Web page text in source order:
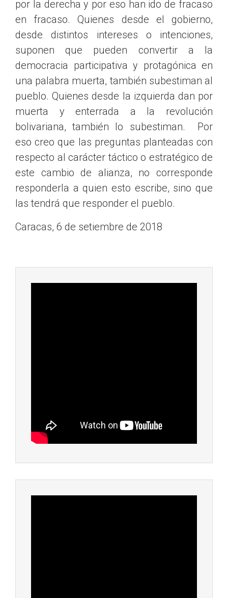
por la derecha y por eso han ido de fracaso
en fracaso. Quienes desde el gobierno,
desde distintos intereses o intenciones,
suponen que pueden convertir a la
democracia participativa y protagónica en
una palabra muerta, también subestiman al
pueblo. Quienes desde la izquierda dan por
muerta y enterrada a la revolución
bolivariana, también lo subestiman. Por
eso creo que las preguntas planteadas con
respecto al carácter táctico o estratégico de
este cambio de alianza, no corresponde
responderla a quien esto escribe, sino que
las tendrá que responder el pueblo.
Caracas, 6 de setiembre de 2018